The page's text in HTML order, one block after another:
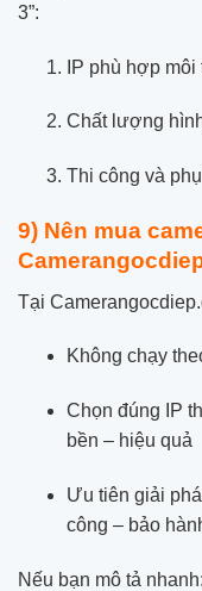
3”:
IP phù hợp
Chất lượng
Thi công và
9) Nên mua
Tại
Không chạy
Chọn đúng IP
bền – hiệu quả
Ưu tiên giải
công – bảo
Nếu bạn mô tả nhanh: